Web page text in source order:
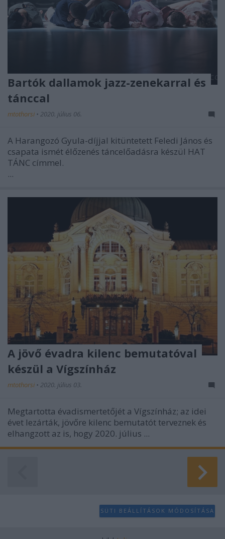
Bartók dallamok jazz-zenekarral és
tánccal
mtothorsi • 2020. július 06.
A Harangozó Gyula-díjjal kitüntetett Feledi János és
csapata ismét élőzenés táncelőadásra készül HAT
TÁNC címmel.
...
A jövő évadra kilenc bemutatóval
készül a Vígszínház
mtothorsi • 2020. július 03.
Megtartotta évadismertetőjét a Vígszínház; az idei
évet lezárták, jövőre kilenc bemutatót terveznek és
elhangzott az is, hogy 2020. július ...
SÜTI BEÁLLÍTÁSOK MÓDOSÍTÁSA